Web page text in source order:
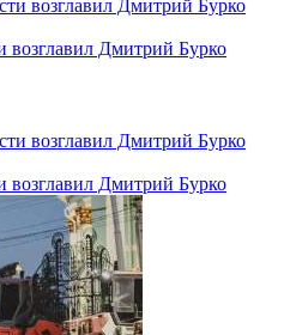
возглавил Дмитрий Бурко
возглавил Дмитрий Бурко